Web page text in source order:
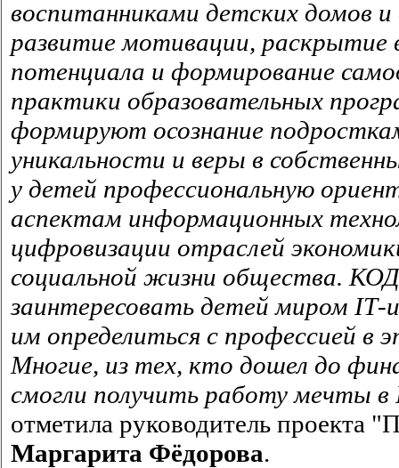
воспитанниками детских домов
развитие мотивации, раскрытие
потенциала и формирование
практики образовательных
формируют осознание
уникальности и веры в
у детей профессиональную
аспектам информационных
цифровизации отраслей
социальной жизни общества. КОД
заинтересовать детей миром IТ-
им определиться с профессией в
Многие, из тех, кто дошел до
смогли получить работу мечты в
отметила руководитель
Маргарита Фёдорова.